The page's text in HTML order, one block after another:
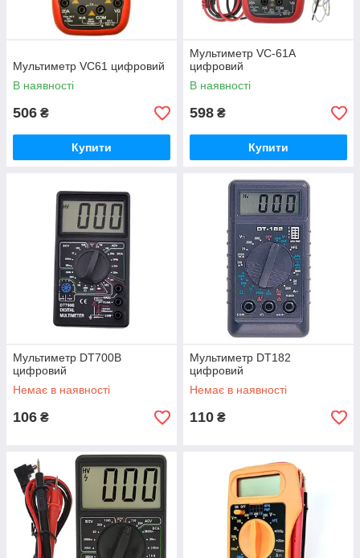
Мультиметр VC61 цифровий
В наявності
506 ₴
Купити
Мультиметр VC-61A
цифровий
В наявності
598 ₴
Купити
Мультиметр DT700B
цифровий
Немає в наявності
106 ₴
Мультиметр DT182
цифровий
Немає в наявності
110 ₴